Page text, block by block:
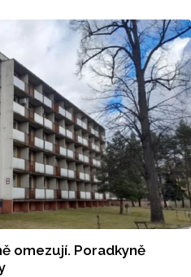
omezují. Poradkyně